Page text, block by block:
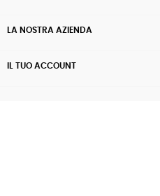
LA NOSTRA AZIENDA
IL TUO ACCOUNT